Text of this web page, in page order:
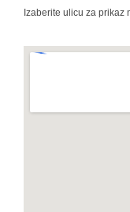
Izaberite ulicu za prikaz